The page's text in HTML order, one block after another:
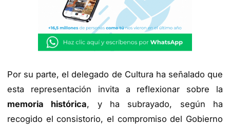
Por su parte, el delegado de Cultura ha señalado que
esta representación invita a reflexionar sobre la
memoria histórica, y ha subrayado, según ha
recogido el consistorio, el compromiso del Gobierno